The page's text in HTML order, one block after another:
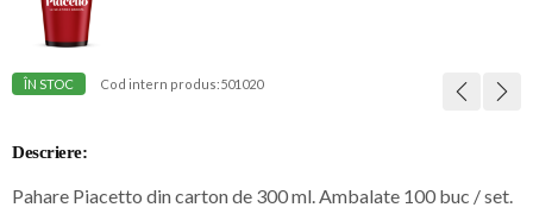
ÎN STOC Cod intern produs:501020
Descriere:
Pahare Piacetto din carton de 300 ml. Ambalate 100 buc / set.